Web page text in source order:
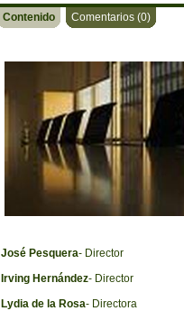
Contenido Comentarios (0)
José Pesquera- Director
Irving Hernández- Director
Lydia de la Rosa- Directora